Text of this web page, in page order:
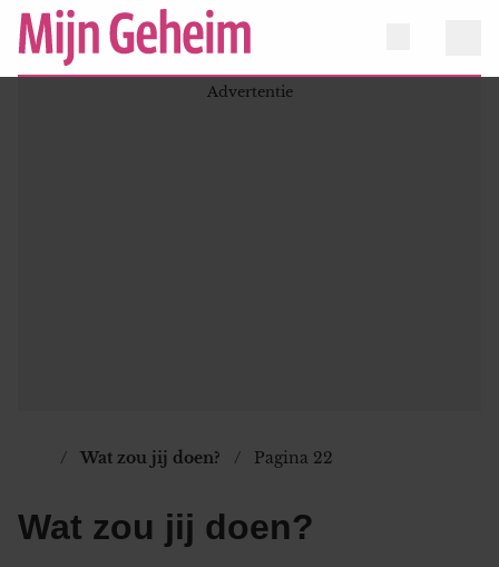
Wat zou jij doen? Pagina 22
Wat zou jij doen?